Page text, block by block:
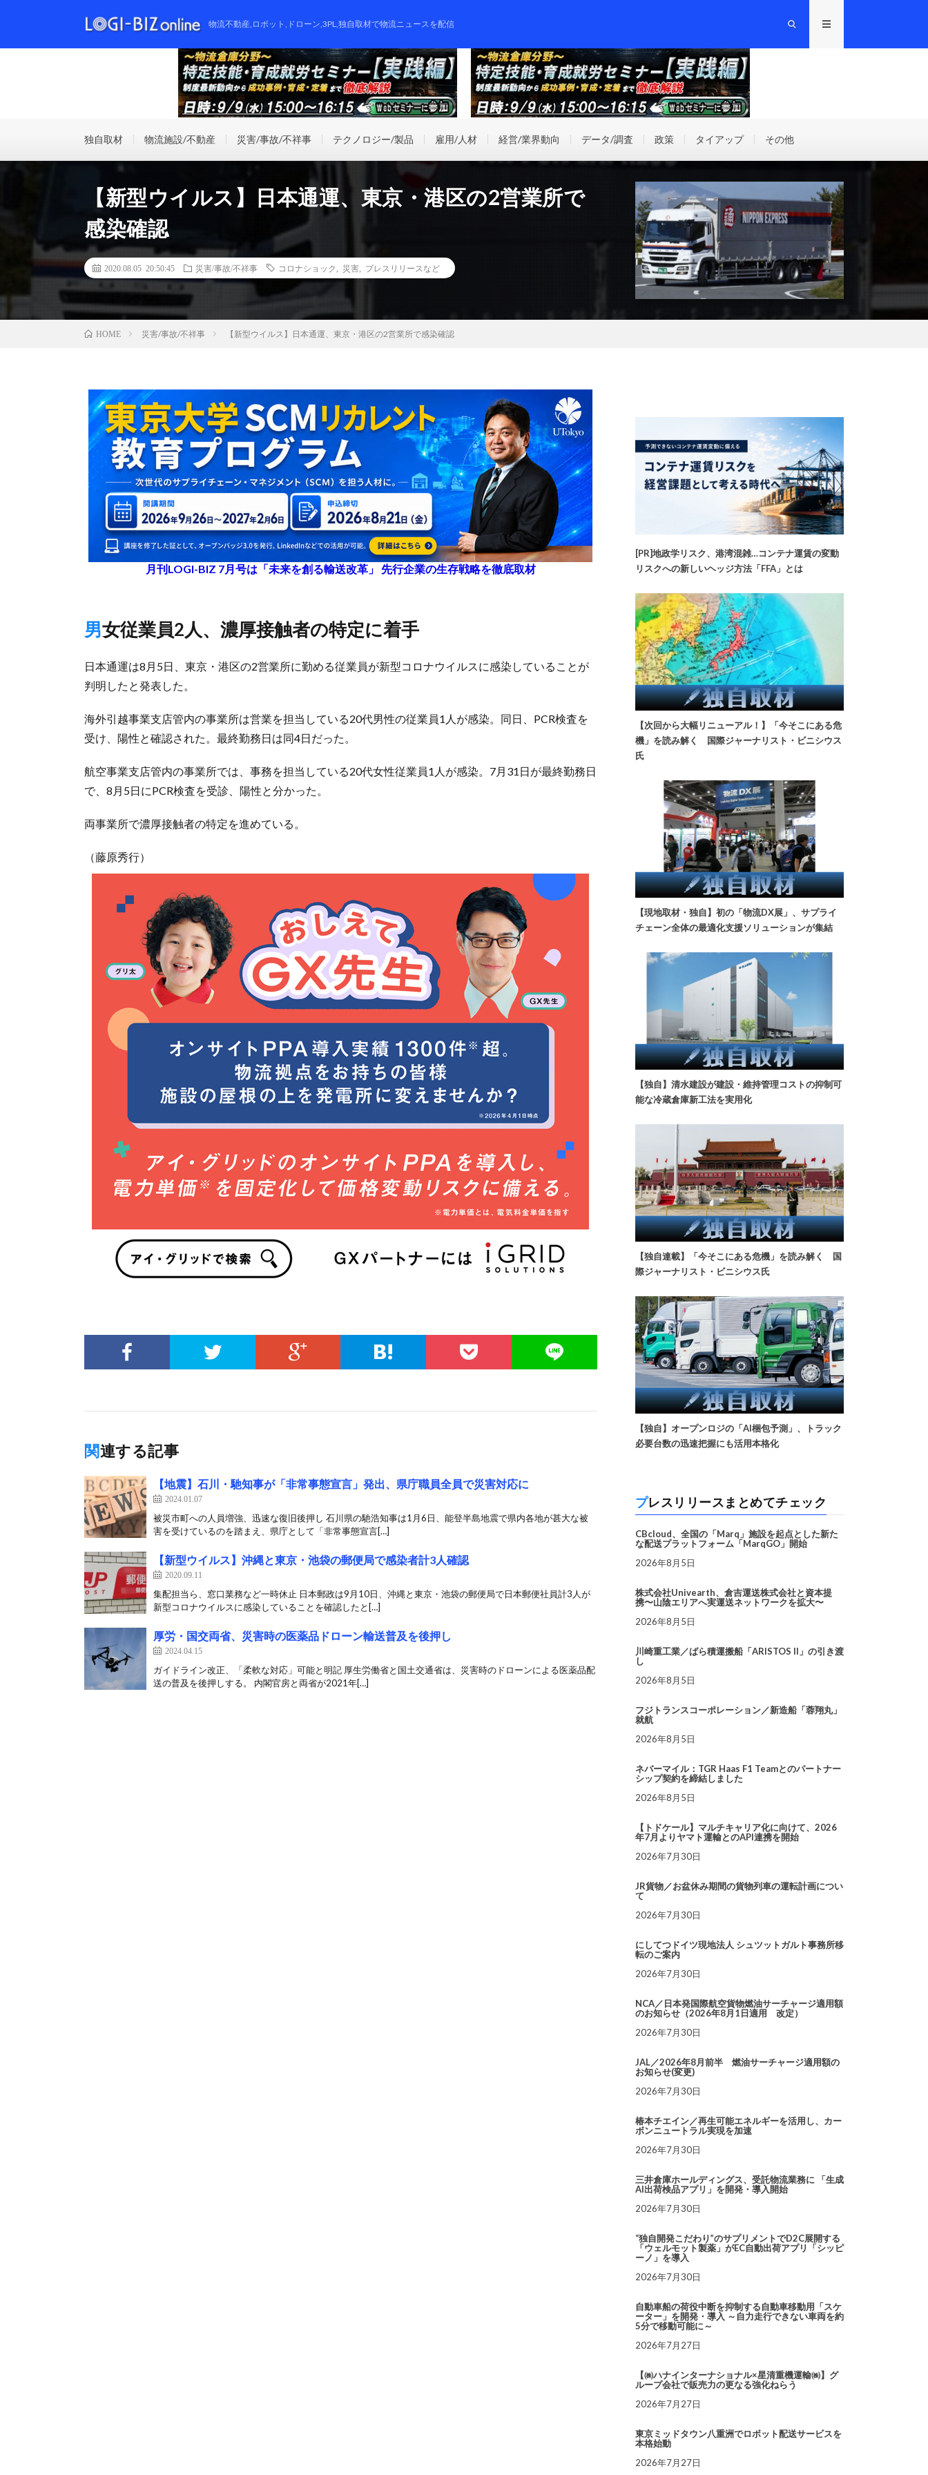
物流不動産,ロボット,ドローン,3PL,独自取材で物流ニュースを配信
独自取材 物流施設/不動産 災害/事故/不祥事 テクノロジー/製品 雇用/人材 経営/業界動向 データ/調査 政策 タイアップ その他
【新型ウイルス】日本通運、東京・港区の2営業所で
感染確認
2020.08.05 20:50:45 災害/事故/不祥事 コロナショック 災害 プレスリリースなど
HOME 災害/事故/不祥事 【新型ウイルス】日本通運、東京・港区の2営業所で感染確認
月刊LOGI-BIZ 7月号は「未来を創る輸送改革」 先行企業の生存戦略を徹底取材
男女従業員2人、濃厚接触者の特定に着手
日本通運は8月5日、東京・港区の2営業所に勤める従業員が新型コロナウイルスに感染していることが
判明したと発表した。
海外引越事業支店管内の事業所は営業を担当している20代男性の従業員1人が感染。同日、PCR検査を
受け、陽性と確認された。最終勤務日は同4日だった。
航空事業支店管内の事業所では、事務を担当している20代女性従業員1人が感染。7月31日が最終勤務日
で、8月5日にPCR検査を受診、陽性と分かった。
両事業所で濃厚接触者の特定を進めている。
（藤原秀行）
関連する記事
【地震】石川・馳知事が「非常事態宣言」発出、県庁職員全員で災害対応に
2024.01.07
被災市町への人員増強、迅速な復旧後押し 石川県の馳浩知事は1月6日、能登半島地震で県内各地が甚大な被
害を受けているのを踏まえ、県庁として「非常事態宣言[…]
【新型ウイルス】沖縄と東京・池袋の郵便局で感染者計3人確認
2020.09.11
集配担当ら、窓口業務など一時休止 日本郵政は9月10日、沖縄と東京・池袋の郵便局で日本郵便社員計3人が
新型コロナウイルスに感染していることを確認したと[…]
厚労・国交両省、災害時の医薬品ドローン輸送普及を後押し
2024.04.15
ガイドライン改正、「柔軟な対応」可能と明記 厚生労働省と国土交通省は、災害時のドローンによる医薬品配
送の普及を後押しする。 内閣官房と両省が2021年[…]
[PR]地政学リスク、港湾混雑…コンテナ運賃の変動
リスクへの新しいヘッジ方法「FFA」とは
【次回から大幅リニューアル！】「今そこにある危
機」を読み解く 国際ジャーナリスト・ビニシウス
氏
【現地取材・独自】初の「物流DX展」、サプライ
チェーン全体の最適化支援ソリューションが集結
【独自】清水建設が建設・維持管理コストの抑制可
能な冷蔵倉庫新工法を実用化
【独自連載】「今そこにある危機」を読み解く 国
際ジャーナリスト・ビニシウス氏
【独自】オープンロジの「AI梱包予測」、トラック
必要台数の迅速把握にも活用本格化
プレスリリースまとめてチェック
CBcloud、全国の「Marq」施設を起点とした新た
な配送プラットフォーム「MarqGO」開始
2026年8月5日
株式会社Univearth、倉吉運送株式会社と資本提
携〜山陰エリアへ実運送ネットワークを拡大〜
2026年8月5日
川崎重工業／ばら積運搬船「ARISTOS II」の引き渡
し
2026年8月5日
フジトランスコーポレーション／新造船「蓉翔丸」
就航
2026年8月5日
ネバーマイル：TGR Haas F1 Teamとのパートナー
シップ契約を締結しました
2026年8月5日
【トドケール】マルチキャリア化に向けて、2026
年7月よりヤマト運輸とのAPI連携を開始
2026年7月30日
JR貨物／お盆休み期間の貨物列車の運転計画につい
て
2026年7月30日
にしてつドイツ現地法人 シュツットガルト事務所移
転のご案内
2026年7月30日
NCA／日本発国際航空貨物燃油サーチャージ適用額
のお知らせ（2026年8月1日適用 改定）
2026年7月30日
JAL／2026年8月前半 燃油サーチャージ適用額の
お知らせ(変更)
2026年7月30日
椿本チエイン／再生可能エネルギーを活用し、カー
ボンニュートラル実現を加速
2026年7月30日
三井倉庫ホールディングス、受託物流業務に 「生成
AI出荷検品アプリ」を開発・導入開始
2026年7月30日
“独自開発こだわり”のサプリメントでD2C展開する
「ウェルモット製薬」がEC自動出荷アプリ「シッピ
ーノ」を導入
2026年7月30日
自動車船の荷役中断を抑制する自動車移動用「スケ
ーター」を開発・導入 ～自力走行できない車両を約
5分で移動可能に～
2026年7月27日
【㈱ハナインターナショナル×星清重機運輸㈱】グ
ループ会社で販売力の更なる強化ねらう
2026年7月27日
東京ミッドタウン八重洲でロボット配送サービスを
本格始動
2026年7月27日